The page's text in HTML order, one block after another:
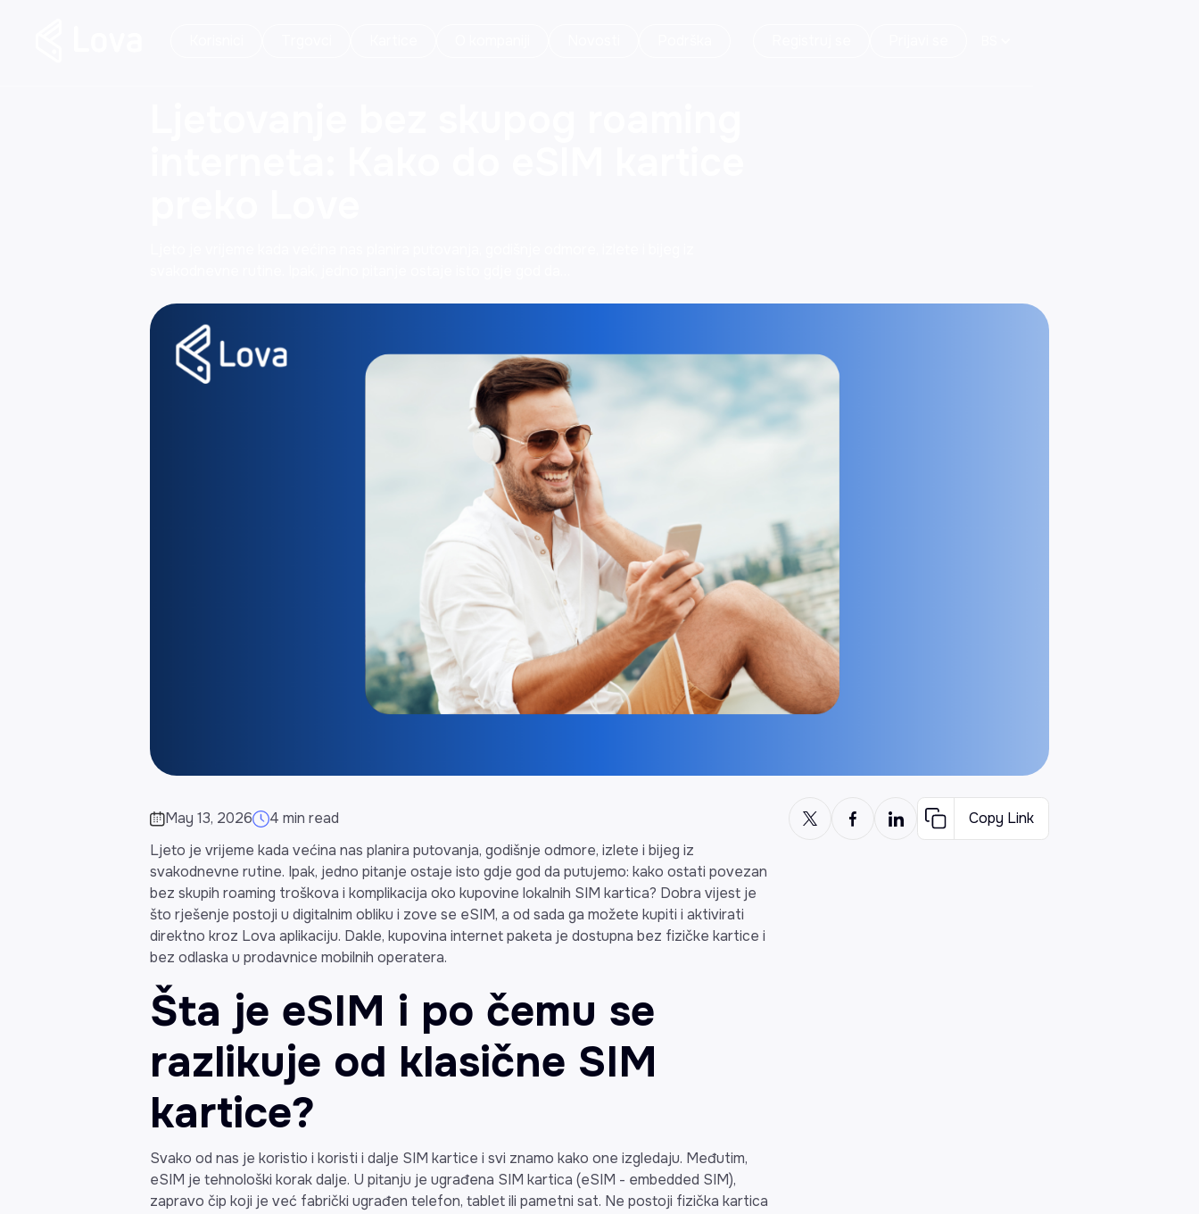
May 13, 2026 4 min read
Copy Link
Ljeto je vrijeme kada većina nas planira putovanja, godišnje odmore, izlete i bijeg iz
svakodnevne rutine. Ipak, jedno pitanje ostaje isto gdje god da putujemo: kako ostati povezan
bez skupih roaming troškova i komplikacija oko kupovine lokalnih SIM kartica? Dobra vijest je
što rješenje postoji u digitalnim obliku i zove se eSIM, a od sada ga možete kupiti i aktivirati
direktno kroz Lova aplikaciju. Dakle, kupovina internet paketa je dostupna bez fizičke kartice i
bez odlaska u prodavnice mobilnih operatera.
Šta je eSIM i po čemu se
razlikuje od klasične SIM
kartice?
Svako od nas je koristio i koristi i dalje SIM kartice i svi znamo kako one izgledaju. Međutim,
eSIM je tehnološki korak dalje. U pitanju je ugrađena SIM kartica (eSIM - embedded SIM),
zapravo čip koji je već fabrički ugrađen telefon, tablet ili pametni sat. Ne postoji fizička kartica